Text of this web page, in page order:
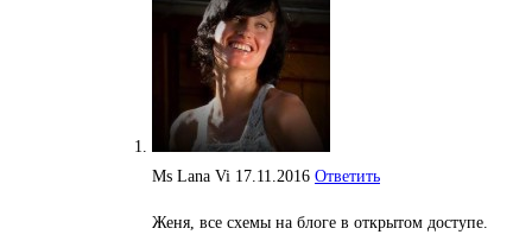
Ms Lana Vi 17.11.2016 Ответить
Женя, все схемы на блоге в открытом доступе.